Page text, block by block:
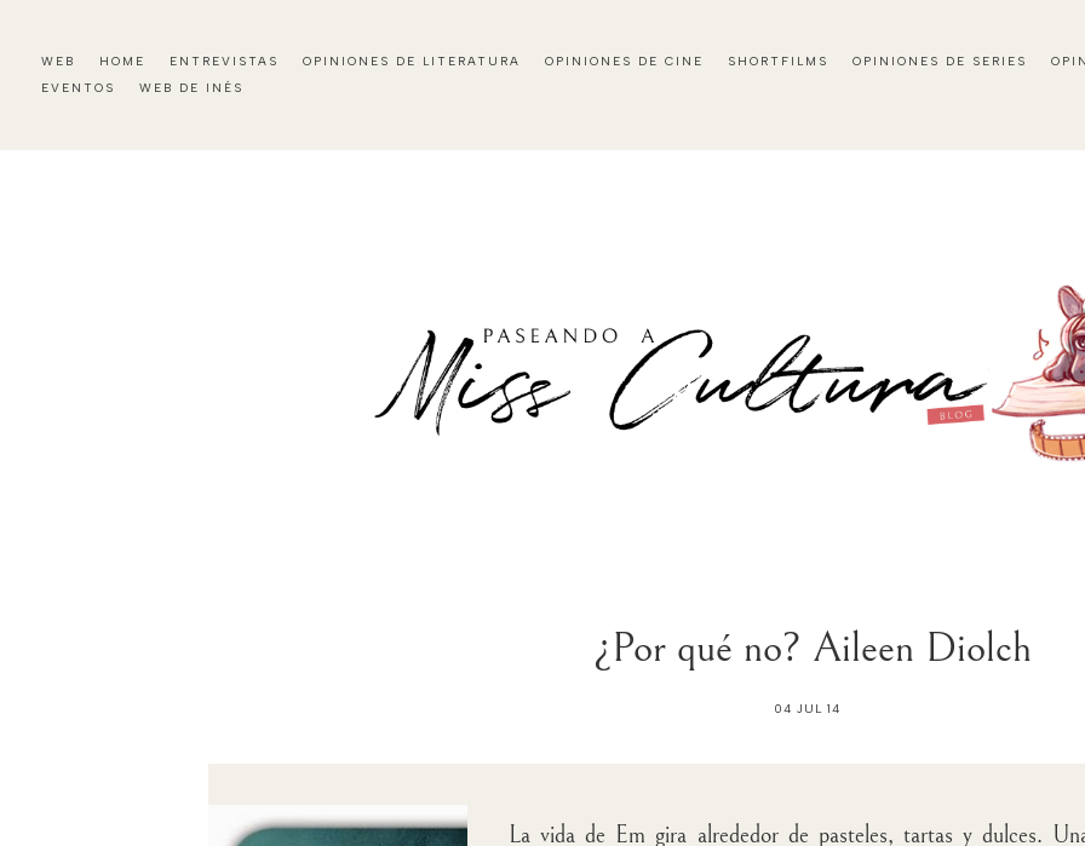
WEB HOME ENTREVISTAS OPINIONES DE LITERATURA OPINIONES DE CINE SHORTFILMS OPINIONES DE SERIES
EVENTOS
WEB DE INÉS
¿Por qué no? Aileen Diolch
04 JUL 14
La vida de Em gira alrededor de pasteles, tartas y dulces.